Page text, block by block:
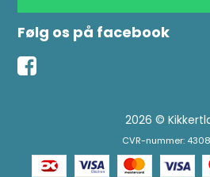
Følg os på facebook
2026 ©
CVR-nummer: